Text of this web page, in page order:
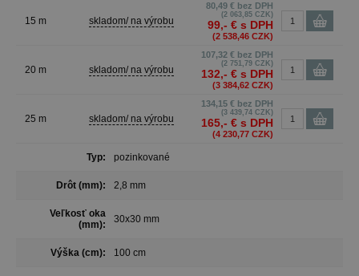
15 m skladom/ na výrobu
80,49 € bez DPH
(2 063,85 CZK)
99,- € s DPH
(2 538,46 CZK)
20 m skladom/ na výrobu
107,32 € bez DPH
(2 751,79 CZK)
132,- € s DPH
(3 384,62 CZK)
25 m skladom/ na výrobu
134,15 € bez DPH
(3 439,74 CZK)
165,- € s DPH
(4 230,77 CZK)
Typ: pozinkované
Drôt (mm): 2,8 mm
Veľkosť oka
(mm):
30x30 mm
Výška (cm): 100 cm